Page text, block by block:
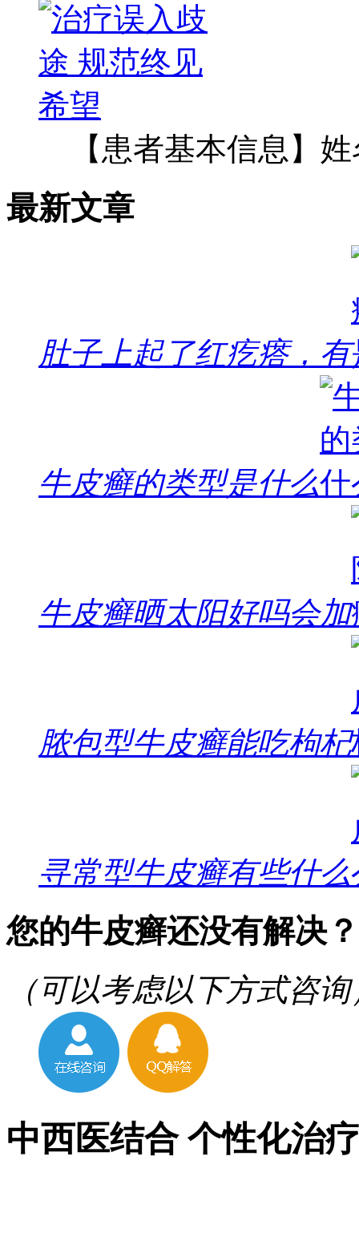
【患者基本信息】
最新文章
肚子上起了红疙瘩，有
牛皮癣的类型是什么
牛皮癣晒太阳好吗会加
脓包型牛皮癣能吃枸杞
寻常型牛皮癣有些什么
您的牛皮癣还没有解决？
（可以考虑以下方式咨询
中西医结合 个性化治